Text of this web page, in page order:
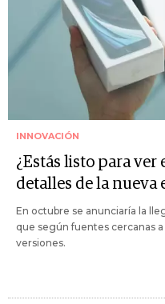
INNOVACIÓN
¿Estás listo para ver
detalles de la nueva
En octubre se anunciaría la
que según fuentes cercanas
versiones.